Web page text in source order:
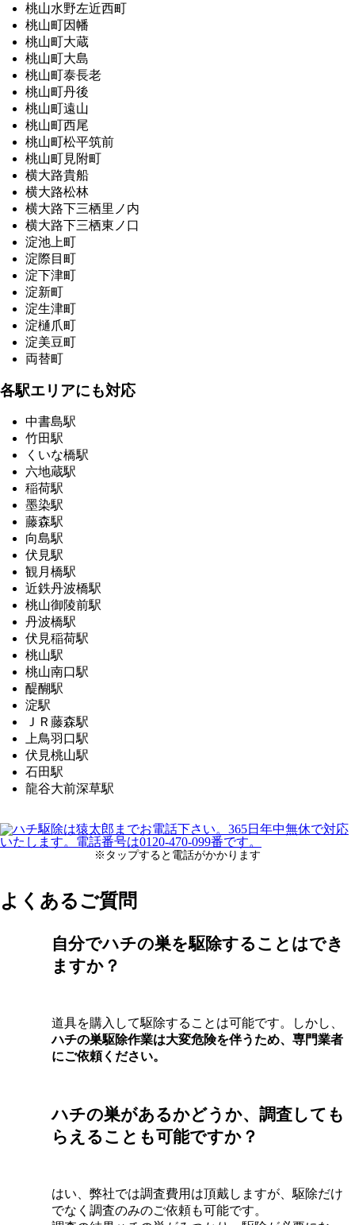
桃山水野左近西町
桃山町因幡
桃山町大蔵
桃山町大島
桃山町泰長老
桃山町丹後
桃山町遠山
桃山町西尾
桃山町松平筑前
桃山町見附町
横大路貴船
横大路松林
横大路下三栖里ノ内
横大路下三栖東ノ口
淀池上町
淀際目町
淀下津町
淀新町
淀生津町
淀樋爪町
淀美豆町
両替町
各駅エリアにも対応
中書島駅
竹田駅
くいな橋駅
六地蔵駅
稲荷駅
墨染駅
藤森駅
向島駅
伏見駅
観月橋駅
近鉄丹波橋駅
桃山御陵前駅
丹波橋駅
伏見稲荷駅
桃山駅
桃山南口駅
醍醐駅
淀駅
ＪＲ藤森駅
上鳥羽口駅
伏見桃山駅
石田駅
龍谷大前深草駅
※タップすると電話がかかります
よくあるご質問
自分でハチの巣を駆除することはでき
ますか？
道具を購入して駆除することは可能です。しかし、
ハチの巣駆除作業は大変危険を伴うため、専門業者
にご依頼ください。
ハチの巣があるかどうか、調査しても
らえることも可能ですか？
はい、弊社では調査費用は頂戴しますが、駆除だけ
でなく調査のみのご依頼も可能です。